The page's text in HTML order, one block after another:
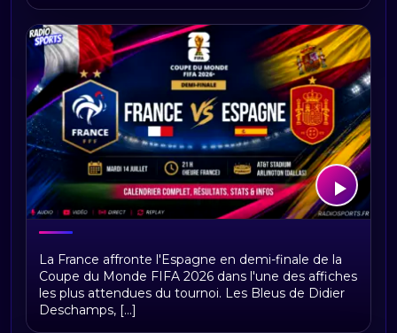
France–Espagne : heure, chaîne TV,
direct et compositions
La France affronte l'Espagne en demi-finale de la
Coupe du Monde FIFA 2026 dans l'une des affiches
les plus attendues du tournoi. Les Bleus de Didier
Deschamps, [...]